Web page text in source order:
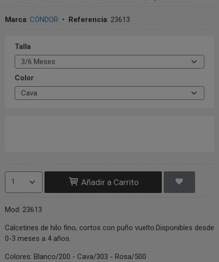
Marca: CÓNDOR • Referencia: 23613
Talla
Color
Añadir a Carrito
Mod: 23613
Calcetines de hilo fino, cortos con puño vuelto.Disponibles desde
0-3 meses a 4 años.
Colores: Blanco/200 - Cava/303 - Rosa/500